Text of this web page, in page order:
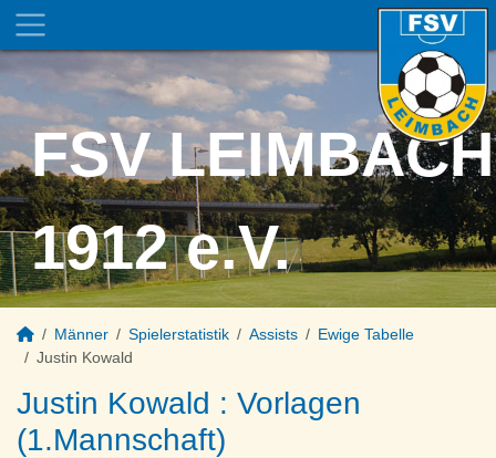
FSV LEIMBACH
1912 e.V.
Männer Spielerstatistik Assists
Ewige Tabelle
Justin Kowald
Justin Kowald : Vorlagen
(1.Mannschaft)